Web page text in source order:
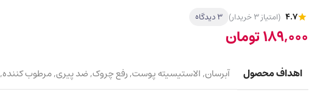
4.7 (امتیاز 3 خریدار) 3 دیدگاه
189,000تومان
اهداف محصول آبرسان,الاستیسیته پوست,رفع چروک,ضد پیری,مرطوب کننده,